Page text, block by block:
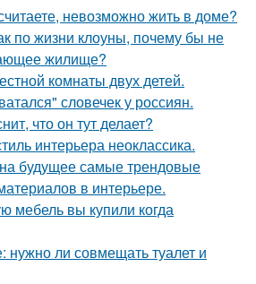
невозможно жить в доме?
по жизни клоуны, почему бы не
жилище?
комнаты двух детей.
словечек у россиян.
что он тут делает?
интерьера неоклассика.
будущее самые трендовые
в интерьере.
мебель вы купили когда
нужно ли совмещать туалет и